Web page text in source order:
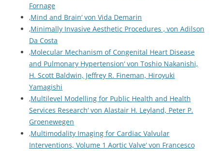
Fornage
‚Mind and Brain‘ von Vida Demarin
‚Minimally Invasive Aesthetic Procedures ‚ von Adilson
Da Costa
‚Molecular Mechanism of Congenital Heart Disease
and Pulmonary Hypertension‘ von Toshio Nakanishi,
H. Scott Baldwin, Jeffrey R. Fineman, Hiroyuki
Yamagishi
‚Multilevel Modelling for Public Health and Health
Services Research‘ von Alastair H. Leyland, Peter P.
Groenewegen
‚Multimodality Imaging for Cardiac Valvular
Interventions, Volume 1 Aortic Valve‘ von Francesco